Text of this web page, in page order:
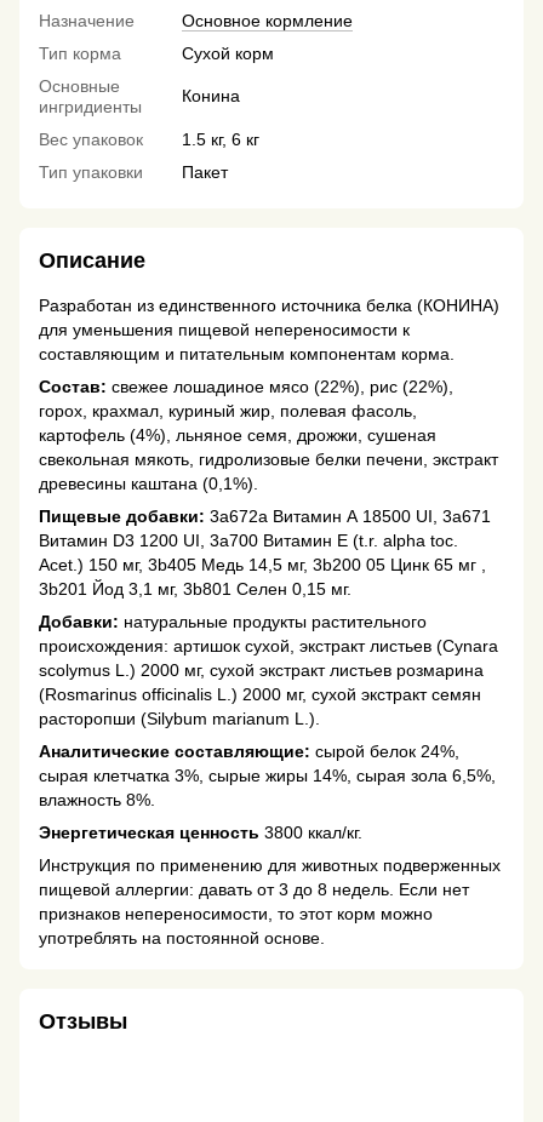
Назначение
Основное кормление
Тип корма
Сухой корм
Основные
ингридиенты
Конина
Вес упаковок
1.5 кг, 6 кг
Тип упаковки
Пакет
Описание
Разработан из единственного источника белка (КОНИНА)
для уменьшения пищевой непереносимости к
составляющим и питательным компонентам корма.
Состав: свежее лошадиное мясо (22%), рис (22%),
горох, крахмал, куриный жир, полевая фасоль,
картофель (4%), льняное семя, дрожжи, сушеная
свекольная мякоть, гидролизовые белки печени, экстракт
древесины каштана (0,1%).
Пищевые добавки: 3a672a Витамин А 18500 UI, 3a671
Витамин D3 1200 UI, 3a700 Витамин Е (t.r. alpha toc.
Acet.) 150 мг, 3b405 Медь 14,5 мг, 3b200 05 Цинк 65 мг ,
3b201 Йод 3,1 мг, 3b801 Селен 0,15 мг.
Добавки: натуральные продукты растительного
происхождения: артишок сухой, экстракт листьев (Cynara
scolymus L.) 2000 мг, сухой экстракт листьев розмарина
(Rosmarinus officinalis L.) 2000 мг, сухой экстракт семян
расторопши (Silybum marianum L.).
Аналитические составляющие: сырой белок 24%,
сырая клетчатка 3%, сырые жиры 14%, сырая зола 6,5%,
влажность 8%.
Энергетическая ценность 3800 ккал/кг.
Инструкция по применению для животных подверженных
пищевой аллергии: давать от 3 до 8 недель. Если нет
признаков непереносимости, то этот корм можно
употреблять на постоянной основе.
Отзывы